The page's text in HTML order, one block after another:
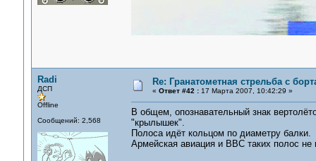
Radi
ДСП
Offline
Сообщений: 2,568
Re: Гранатометная стрельба с
« Ответ #42 :17 Марта 2007, 10:42:29 »
В общем, опознавательный знак
"крылышек".
Полоса идёт кольцом по диаметру балки.
Армейская авиация и ВВС таких полос не